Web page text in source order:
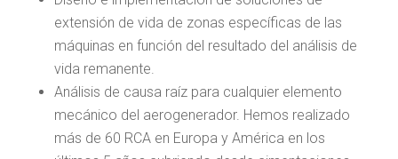
extensión de vida de zonas específicas de las
máquinas en función del resultado del análisis de
vida remanente.
Análisis de causa raíz para cualquier elemento
mecánico del aerogenerador. Hemos realizado
más de 60 RCA en Europa y América en los